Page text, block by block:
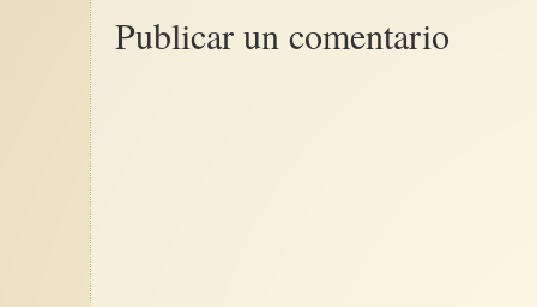
Publicar un comentario